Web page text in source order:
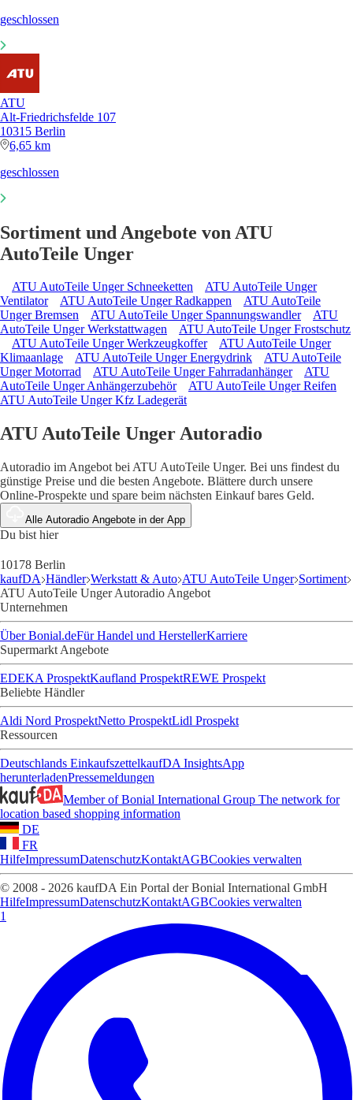
geschlossen
ATU
Alt-Friedrichsfelde 107
10315 Berlin
6,65 km
geschlossen
Sortiment und Angebote von ATU
AutoTeile Unger
ATU AutoTeile Unger Schneeketten
ATU AutoTeile Unger
Ventilator
ATU AutoTeile Unger Radkappen
ATU AutoTeile
Unger Bremsen
ATU AutoTeile Unger Spannungswandler
ATU
AutoTeile Unger Werkstattwagen
ATU AutoTeile Unger Frostschutz
ATU AutoTeile Unger Werkzeugkoffer
ATU AutoTeile Unger
Klimaanlage
ATU AutoTeile Unger Energydrink
ATU AutoTeile
Unger Motorrad
ATU AutoTeile Unger Fahrradanhänger
ATU
AutoTeile Unger Anhängerzubehör
ATU AutoTeile Unger Reifen
ATU AutoTeile Unger Kfz Ladegerät
ATU AutoTeile Unger Autoradio
Autoradio im Angebot bei ATU AutoTeile Unger. Bei uns findest du
günstige Preise und die besten Angebote. Blättere durch unsere
Online-Prospekte und spare beim nächsten Einkauf bares Geld.
Alle Autoradio Angebote in der App
Du bist hier
10178 Berlin
kaufDA Händler Werkstatt & Auto ATU AutoTeile Unger Sortiment
ATU AutoTeile Unger Autoradio Angebot
Unternehmen
Über Bonial.deFür Handel und HerstellerKarriere
Supermarkt Angebote
EDEKA ProspektKaufland ProspektREWE Prospekt
Beliebte Händler
Aldi Nord ProspektNetto ProspektLidl Prospekt
Ressourcen
Deutschlands EinkaufszettelkaufDA InsightsApp
herunterladenPressemeldungen
Member of Bonial International Group The network for
location based shopping information
DE
FR
HilfeImpressumDatenschutzKontaktAGBCookies verwalten
© 2008 - 2026 kaufDA Ein Portal der Bonial International GmbH
HilfeImpressumDatenschutzKontaktAGBCookies verwalten
1